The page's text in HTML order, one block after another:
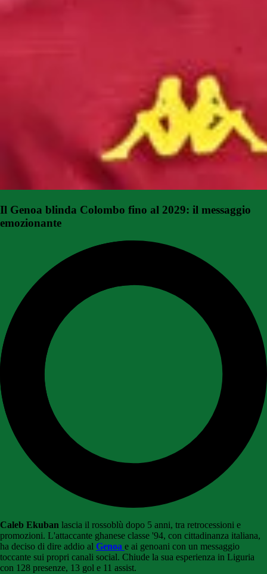
Il Genoa blinda Colombo fino al 2029: il messaggio
emozionante
Caleb Ekuban lascia il rossoblù dopo 5 anni, tra retrocessioni e
promozioni. L'attaccante ghanese classe '94, con cittadinanza italiana,
ha deciso di dire addio al Genoa e ai genoani con un messaggio
toccante sui propri canali social. Chiude la sua esperienza in Liguria
con 128 presenze, 13 gol e 11 assist.